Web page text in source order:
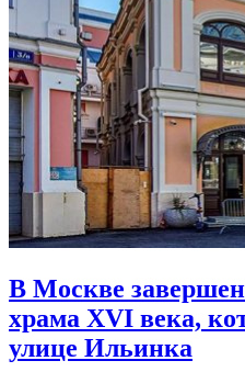
В Москве
храма XVI века,
улице Ильинка